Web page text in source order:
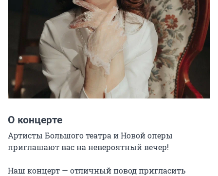
О концерте
Артисты Большого театра и Новой оперы
приглашают вас на невероятный вечер!
Наш концерт — отличный повод пригласить